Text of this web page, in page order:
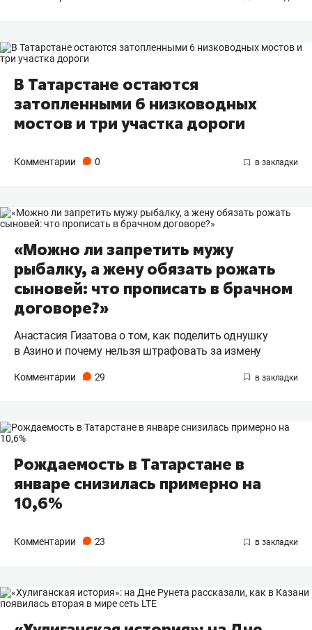
В Татарстане остаются
затопленными 6 низководных
мостов и три участка дороги
Комментарии 0
«Можно ли запретить мужу
рыбалку, а жену обязать рожать
сыновей: что прописать в брачном
договоре?»
Анастасия Гизатова о том, как поделить однушку
в Азино и почему нельзя штрафовать за измену
Комментарии 29
Рождаемость в Татарстане в
январе снизилась примерно на
10,6%
Комментарии 23